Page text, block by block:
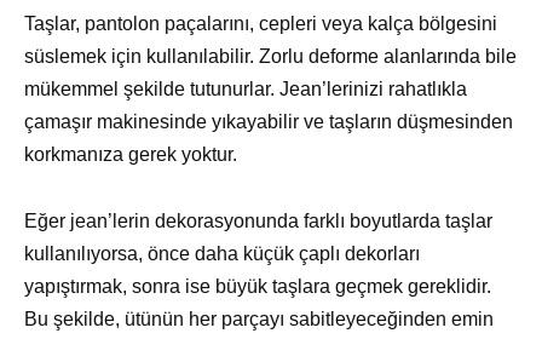
Taşlar, pantolon paçalarını, cepleri veya kalça bölgesini
süslemek için kullanılabilir. Zorlu deforme alanlarında bile
mükemmel şekilde tutunurlar. Jean’lerinizi rahatlıkla
çamaşır makinesinde yıkayabilir ve taşların düşmesinden
korkmanıza gerek yoktur.
Eğer jean’lerin dekorasyonunda farklı boyutlarda taşlar
kullanılıyorsa, önce daha küçük çaplı dekorları
yapıştırmak, sonra ise büyük taşlara geçmek gereklidir.
Bu şekilde, ütünün her parçayı sabitleyeceğinden emin